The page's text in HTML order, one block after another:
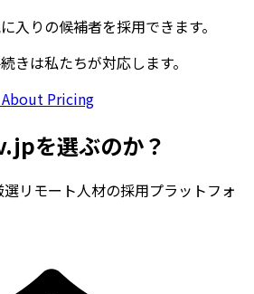
入りの候補者を採用できます。
きは私たちが対応します。
Pricing
を選ぶのか？
リモート人材の採用プラットフォ